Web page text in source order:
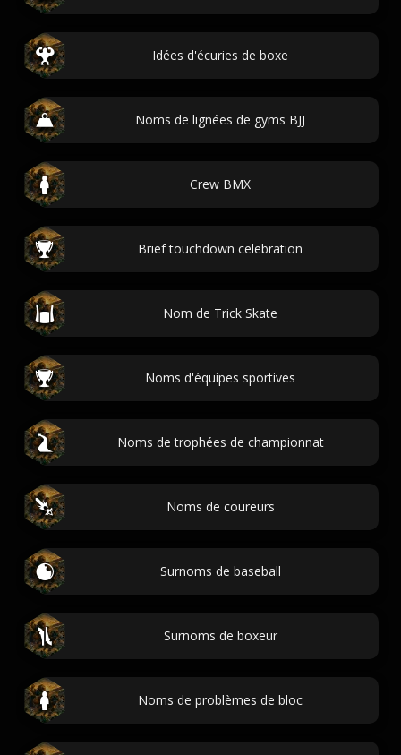
Idées d'écuries de boxe
Noms de lignées de gyms BJJ
Crew BMX
Brief touchdown celebration
Nom de Trick Skate
Noms d'équipes sportives
Noms de trophées de championnat
Noms de coureurs
Surnoms de baseball
Surnoms de boxeur
Noms de problèmes de bloc